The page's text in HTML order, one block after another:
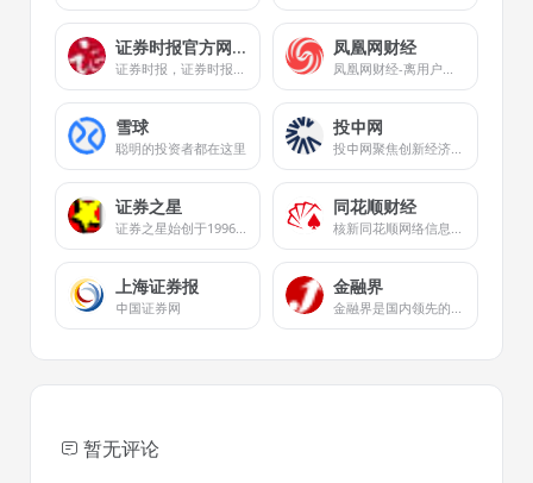
证券时报官方网站
证券时报，证券时报网，由人民日报社主管主办，是证券市场权威信息披露媒体，也是中国资本市场的重要信息披露平台。提供全天候7*24小时财经证券类资讯，内容丰富，包括时报快讯、股市新闻、财经资讯、基金净值、债券、期货、上市公司公告等，为用户提供全方位、最新鲜的财经信息。打造了"信披168"综合服务专区，资本市场投教"星火计划"，是权威、全面的资本市场服务平台
凤凰网财经
凤凰网财经-离用户最近的财经媒体
雪球
聪明的投资者都在这里
投中网
投中网聚焦创新经济，提供创新经济领域的智识和洞见。投中网拥有立体化传播矩阵，十多年行业深耕，为新经济领域核心人群提供深入、独到的智识和创见，在私募股权投资行业和新商业领域均拥有权威影响力。投中网拥有商业深度、商业故事、资本市场、健康、教育、5G、汽车、消费、人工智能、Vtalk、投等舱、创投百科等多个频道和品牌栏目，投中网在投资中国、投资网站、投权投资平台、股权投资网、投资网、投中数据、投资信息、股权信息、创投网站、中国投资、投资行业、投资风险等领域均拥有权威影响力，洞察商业真相，关注商业进化，服务创新经济，推动新商业文明。
证券之星
证券之星始创于1996年，是中国最早的证券领域门户网站之一，是国内领先的金融信息服务平台。为投资者提供及时、全面、客观、专业的财经资讯和金融信息服务，包括股票、基金、期货、银行、保险、港股、美股、黄金、地产、债券、理财、商业、ESG等。
同花顺财经
核新同花顺网络信息股份有限公司（同花顺）成立于1995年，是一家专业的互联网金融数据服务商，为您全方位提供财经资讯及全球金融市场行情，覆盖股票、基金、期货、外汇、债券、银行、黄金等多种面向个人和企业的服务。
上海证券报
中国证券网
金融界
金融界是国内领先的金融信息服务平台，持续为市场和投资者提供快速、准确、全面、客观、专业的金融信息服务，包括股票、财经、银行、保险、金融、证券、港股、美股、债券、信托、科技、消费、商业、汽车、房产、医药、期货、外汇、ESG、上市公司等资讯和数据等。
暂无评论